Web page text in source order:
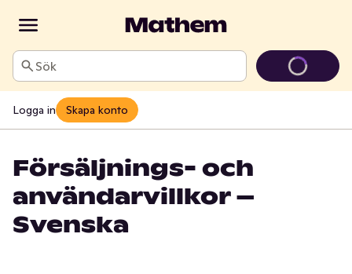
Sök
Logga in Skapa konto
Försäljnings- och
användarvillkor –
Svenska